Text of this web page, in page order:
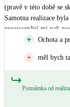
(pravě v této době se
Samotna realizace
zprovoznění mi pak
tím mi nedělali hlavu.
Díky baterkám snížil
na kteroukoli budoucí
Ochota a
měl bych
Poznámka od